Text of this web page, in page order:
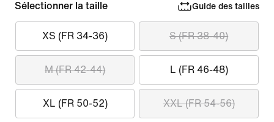
Sélectionner la taille Guide des tailles
XS (FR 34-36) S (FR 38-40)
M (FR 42-44) L (FR 46-48)
XL (FR 50-52) XXL (FR 54-56)